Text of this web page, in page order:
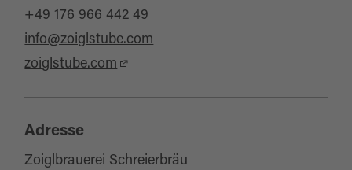
+49 176 966 442 49
info@zoiglstube.com
zoiglstube.com
Adresse
Zoiglbrauerei Schreierbräu